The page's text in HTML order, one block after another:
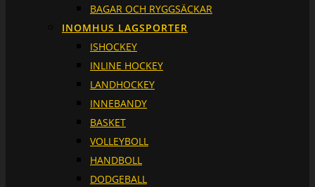
BAGAR OCH RYGGSÄCKAR
INOMHUS LAGSPORTER
ISHOCKEY
INLINE HOCKEY
LANDHOCKEY
INNEBANDY
BASKET
VOLLEYBOLL
HANDBOLL
DODGEBALL